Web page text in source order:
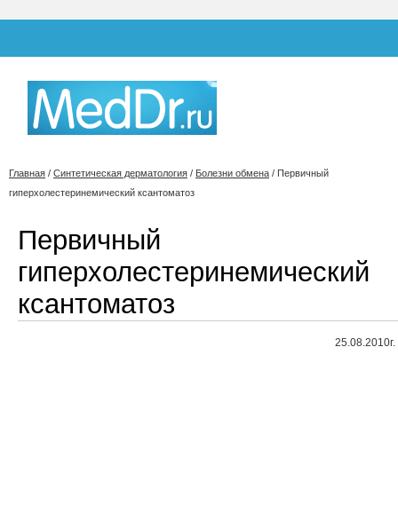
Главная / Синтетическая дерматология / Болезни обмена / Первичный
гиперхолестеринемический ксантоматоз
Первичный
гиперхолестеринемический
ксантоматоз
25.08.2010г.